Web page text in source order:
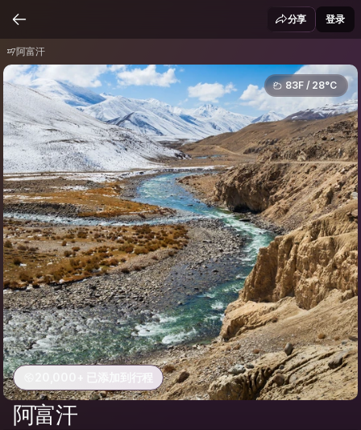
分享 登录
阿富汗
83F / 28°C
20,000+ 已添加到行程
阿富汗